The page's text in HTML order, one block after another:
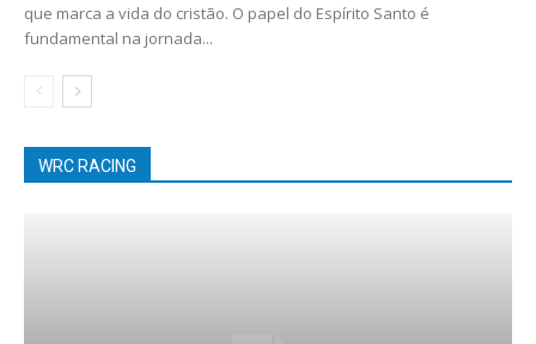
que marca a vida do cristão. O papel do Espírito Santo é
fundamental na jornada...
WRC RACING